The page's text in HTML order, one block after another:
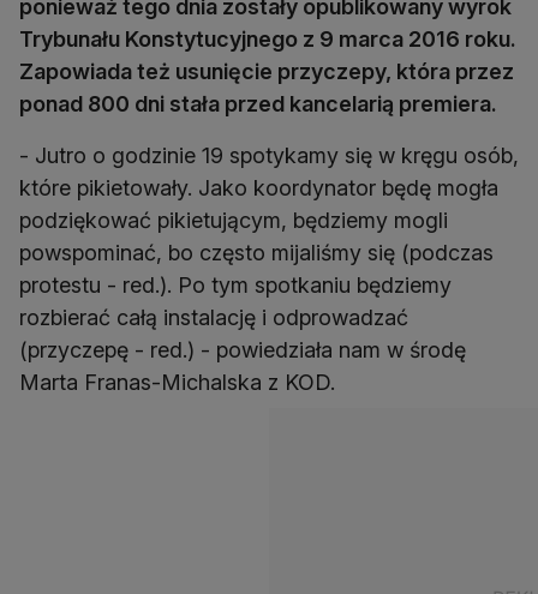
ponieważ tego dnia zostały opublikowany wyrok
Trybunału Konstytucyjnego z 9 marca 2016 roku.
Zapowiada też usunięcie przyczepy, która przez
ponad 800 dni stała przed kancelarią premiera.
- Jutro o godzinie 19 spotykamy się w kręgu osób,
które pikietowały. Jako koordynator będę mogła
podziękować pikietującym, będziemy mogli
powspominać, bo często mijaliśmy się (podczas
protestu - red.). Po tym spotkaniu będziemy
rozbierać całą instalację i odprowadzać
(przyczepę - red.) - powiedziała nam w środę
Marta Franas-Michalska z KOD.